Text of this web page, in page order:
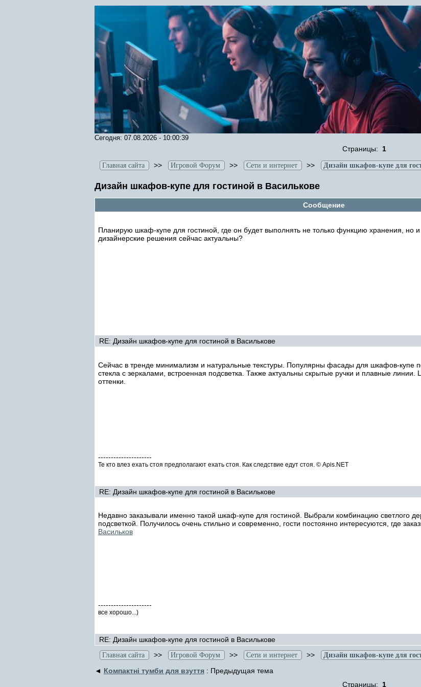
Сегодня: 07.08.2026 - 10:00:39
Страницы: 1
Главная сайта >> Игровой Форум >> Сети и интернет >> Дизайн шкафов-купе для
Дизайн шкафов-купе для гостиной в Василькове
Сообщение
Планирую шкаф-купе для гостиной, где он будет выполнять не только функцию хранения, но
дизайнерские решения сейчас актуальны?
RE: Дизайн шкафов-купе для гостиной в Василькове
Сейчас в тренде минимализм и натуральные текстуры. Популярны фасады для шкафов-купе
стекла с зеркалами, встроенная подсветка. Также актуальны скрытые ручки и плавные
оттенки.
---------------------
Те кто влез ехать стоя предполагают ехать стоя. Как следствие едут стоя. © Apis.NET
RE: Дизайн шкафов-купе для гостиной в Василькове
Недавно заказывали именно такой шкаф-купе для гостиной. Выбрали комбинацию светлого
подсветкой. Получилось очень стильно и современно, гости постоянно интересуются, где
Васильков
---------------------
все хорошо...)
RE: Дизайн шкафов-купе для гостиной в Василькове
Главная сайта >> Игровой Форум >> Сети и интернет >> Дизайн шкафов-купе для
◄ Компактні тумби для взуття: Предыдущая тема
Страницы: 1